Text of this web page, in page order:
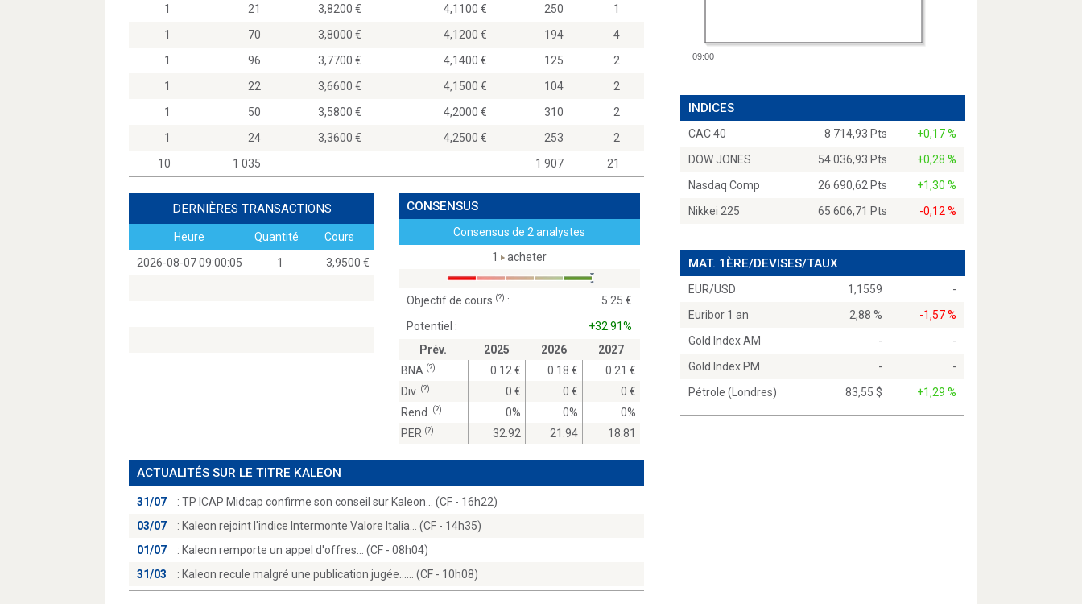
1
21
3,8200
1
70
3,8000
1
96
3,7700
1
22
3,6600
1
50
3,5800
1
24
3,3600
10
1 035
4,1100
250
1
4,1200
194
4
4,1400
125
2
4,1500
104
2
4,2000
310
2
4,2500
253
2
1 907
21
DERNIÈRES TRANSACTIONS
Heure Quantité
Cours
2026-08-07 09:00:05
1 3,9500
CONSENSUS
Consensus de 2 analystes
1 acheter
Objectif de cours (?) :
5.25
Potentiel :
+32.91%
Prév.
2025 2026
2027
BNA (?) 0.12 0.18
0.21
Div. (?) 0 0
0
Rend.
(?) 0% 0%
0%
PER (?) 32.92 21.94 18.81
ACTUALITÉS SUR LE TITRE KALEON
31/07 : TP ICAP Midcap confirme son conseil sur Kaleon… (CF - 16h22)
03/07
: Kaleon rejoint l'indice Intermonte Valore Italia… (CF - 14h35)
01/07
: Kaleon remporte un appel d'offres… (CF - 08h04)
31/03
: Kaleon recule malgré une publication jugée...… (CF - 10h08)
09:00
INDICES
CAC 40 8 714,93 Pts
+0,17 %
DOW JONES
54 036,93 Pts
+0,28 %
Nasdaq Comp
26 690,62 Pts
+1,30 %
Nikkei 225
65 606,71 Pts -0,12 %
MAT. 1ÈRE/DEVISES/TAUX
EUR/USD 1,1559
-
Euribor 1 an
2,88 %
-1,57 %
Gold Index AM
-
-
Gold Index PM
-
-
Pétrole (Londres)
83,55 $ +1,29 %